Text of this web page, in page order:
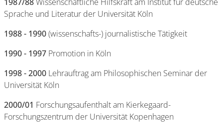
Sprache und Literatur der Universität Köln
1988 - 1990(wissenschafts-) journalistische Tätigkeit
1990 - 1997 Promotion in Köln
1998 - 2000 Lehrauftrag am Philosophischen Seminar der
Universität Köln
2000/01 Forschungsaufenthalt am Kierkegaard-
Forschungszentrum der Universität Kopenhagen